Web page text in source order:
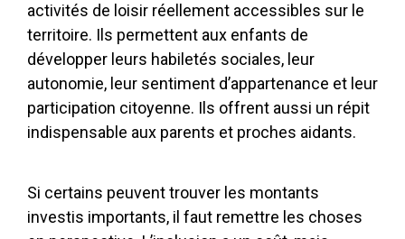
activités de loisir réellement accessibles sur le
territoire. Ils permettent aux enfants de
développer leurs habiletés sociales, leur
autonomie, leur sentiment d’appartenance et leur
participation citoyenne. Ils offrent aussi un répit
indispensable aux parents et proches aidants.
Si certains peuvent trouver les montants
investis importants, il faut remettre les choses